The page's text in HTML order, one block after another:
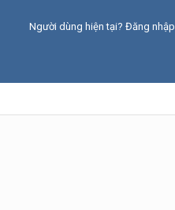
Người dùng hiện tại? Đăng nhập